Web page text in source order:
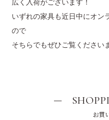
広く入荷がございます！
いずれの家具も近日中にオン
ので
そちらでもぜひご覧ください
お買